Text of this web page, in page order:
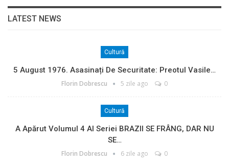
LATEST NEWS
Cultură
5 August 1976. Asasinați De Securitate: Preotul Vasile…
Florin Dobrescu 5 zile ago 0
Cultură
A Apărut Volumul 4 Al Seriei BRAZII SE FRÂNG, DAR NU
SE…
Florin Dobrescu 6 zile ago 0